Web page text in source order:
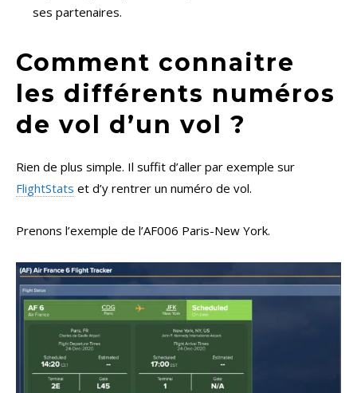
ses partenaires.
Comment connaitre
les différents numéros
de vol d’un vol ?
Rien de plus simple. Il suffit d’aller par exemple sur
FlightStats et d’y rentrer un numéro de vol.
Prenons l’exemple de l’AF006 Paris-New York.